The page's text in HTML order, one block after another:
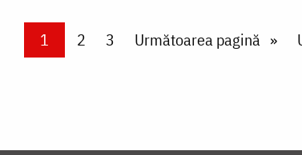
Current page
1 Page
2 Page
3 Next page
Următoarea pagină